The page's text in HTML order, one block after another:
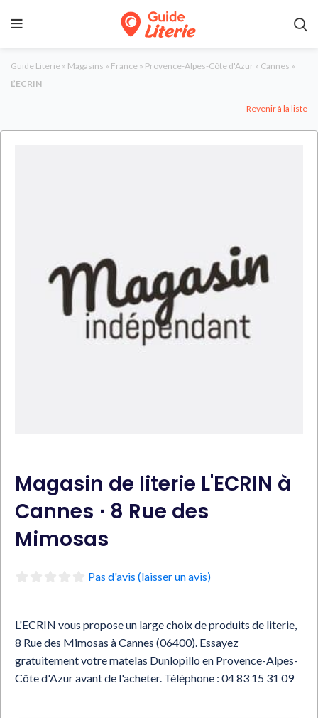
Guide Literie » Magasins » France » Provence-Alpes-Côte d'Azur » Cannes »
L’ECRIN
Revenir à la liste
Magasin de literie L'ECRIN à
Cannes ⋅ 8 Rue des
Mimosas
Pas d'avis (laisser un avis)
L'ECRIN vous propose un large choix de produits de literie,
8 Rue des Mimosas à Cannes (06400). Essayez
gratuitement votre matelas Dunlopillo en Provence-Alpes-
Côte d'Azur avant de l'acheter. Téléphone : 04 83 15 31 09